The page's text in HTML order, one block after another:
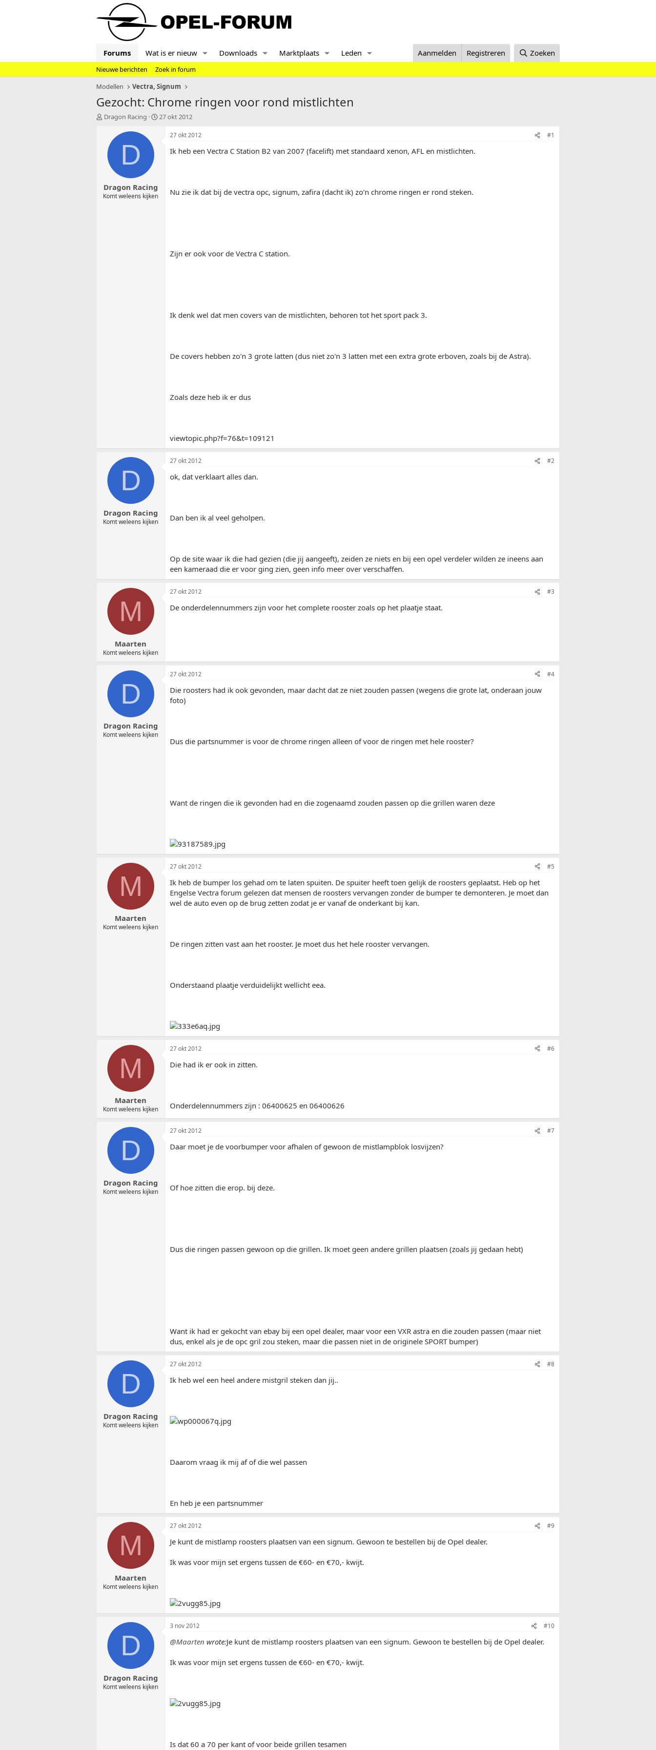
Forums Wat is er nieuw Downloads Marktplaats Leden Aanmelden Registreren Zoeken
Nieuwe berichten
Zoek in forum
Modellen
Vectra, Signum
Gezocht: Chrome ringen voor rond mistlichten
T
r
t
Dragon Racing
S
27 okt 2012
D
Dragon Racing
Komt weleens kijken
27 okt 2012 #1
Ik heb een Vectra C Station B2 van 2007 (facelift) met standaard xenon, AFL en mistlichten.
Nu zie ik dat bij de vectra opc, signum, zafira (dacht ik) zo'n chrome ringen er rond steken.
Zijn er ook voor de Vectra C station.
Ik denk wel dat men covers van de mistlichten, behoren tot het sport pack 3.
De covers hebben zo'n 3 grote latten (dus niet zo'n 3 latten met een extra grote erboven, zoals bij de Astra).
Zoals deze heb ik er dus
viewtopic.php?f=76&t=109121
D
Dragon Racing
Komt weleens kijken
27 okt 2012 #2
ok, dat verklaart alles dan.
Dan ben ik al veel geholpen.
Op de site waar ik die had gezien (die jij aangeeft), zeiden ze niets en bij een opel verdeler wilden ze ineens aan
een kameraad die er voor ging zien, geen info meer over verschaffen.
M
Maarten
Komt weleens kijken
27 okt 2012 #3
De onderdelennummers zijn voor het complete rooster zoals op het plaatje staat.
D
Dragon Racing
Komt weleens kijken
27 okt 2012 #4
Die roosters had ik ook gevonden, maar dacht dat ze niet zouden passen (wegens die grote lat, onderaan jouw
foto)
Dus die partsnummer is voor de chrome ringen alleen of voor de ringen met hele rooster?
Want de ringen die ik gevonden had en die zogenaamd zouden passen op die grillen waren deze
M
Maarten
Komt weleens kijken
27 okt 2012 #5
Ik heb de bumper los gehad om te laten spuiten. De spuiter heeft toen gelijk de roosters geplaatst. Heb op het
Engelse Vectra forum gelezen dat mensen de roosters vervangen zonder de bumper te demonteren. Je moet dan
wel de auto even op de brug zetten zodat je er vanaf de onderkant bij kan.
De ringen zitten vast aan het rooster. Je moet dus het hele rooster vervangen.
Onderstaand plaatje verduidelijkt wellicht eea.
M
Maarten
Komt weleens kijken
27 okt 2012 #6
Die had ik er ook in zitten.
Onderdelennummers zijn : 06400625 en 06400626
D
Dragon Racing
Komt weleens kijken
27 okt 2012 #7
Daar moet je de voorbumper voor afhalen of gewoon de mistlampblok losvijzen?
Of hoe zitten die erop. bij deze.
Dus die ringen passen gewoon op die grillen. Ik moet geen andere grillen plaatsen (zoals jij gedaan hebt)
Want ik had er gekocht van ebay bij een opel dealer, maar voor een VXR astra en die zouden passen (maar niet
dus, enkel als je de opc gril zou steken, maar die passen niet in de originele SPORT bumper)
D
Dragon Racing
Komt weleens kijken
27 okt 2012 #8
Ik heb wel een heel andere mistgril steken dan jij..
Daarom vraag ik mij af of die wel passen
En heb je een partsnummer
M
Maarten
Komt weleens kijken
27 okt 2012 #9
Je kunt de mistlamp roosters plaatsen van een signum. Gewoon te bestellen bij de Opel dealer.
Ik was voor mijn set ergens tussen de €60- en €70,- kwijt.
D
Dragon Racing
Komt weleens kijken
3 nov 2012 #10
@Maarten wrote:Je kunt de mistlamp roosters plaatsen van een signum. Gewoon te bestellen bij de Opel dealer.
Ik was voor mijn set ergens tussen de €60- en €70,- kwijt.
Is dat 60 a 70 per kant of voor beide grillen tesamen